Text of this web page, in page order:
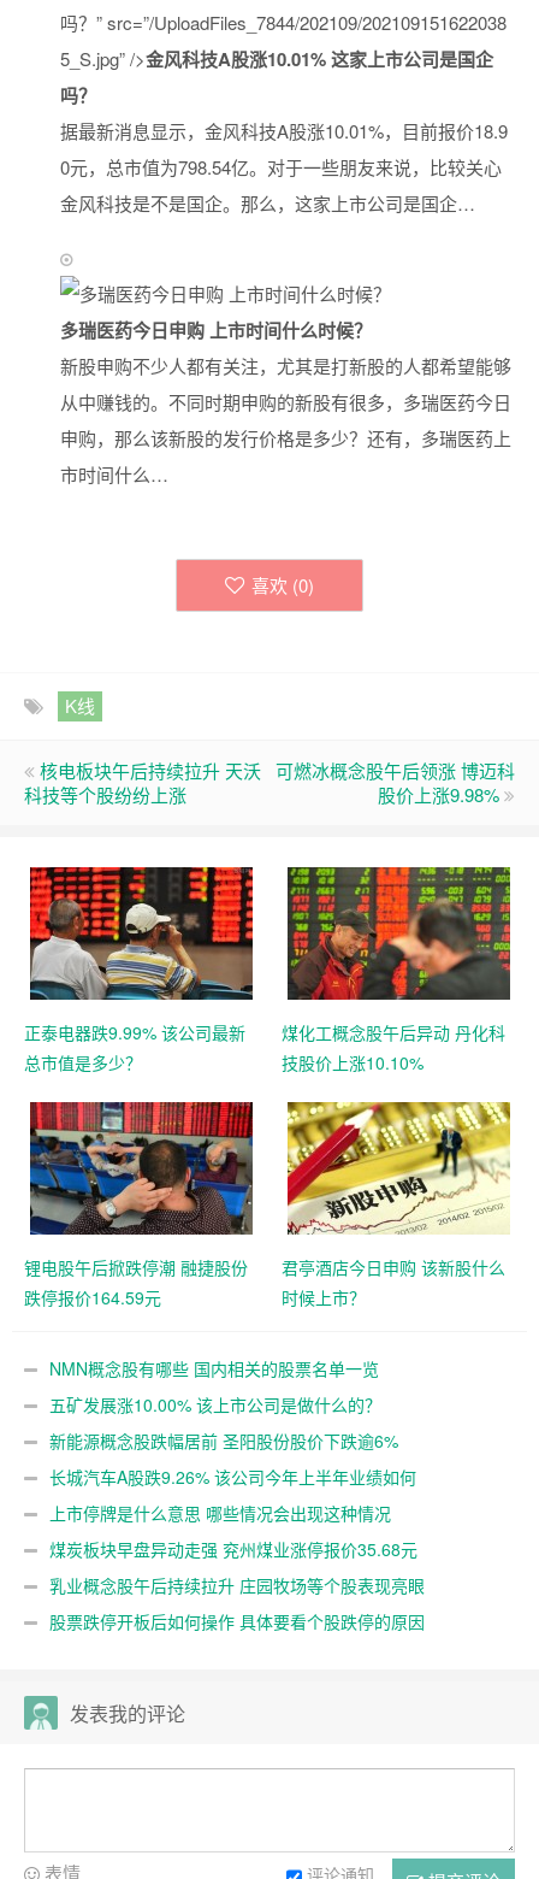
吗？” src=”/UploadFiles_7844/202109/202109151622038
5_S.jpg” />金风科技A股涨10.01% 这家上市公司是国企
吗？
据最新消息显示，金风科技A股涨10.01%，目前报价18.9
0元，总市值为798.54亿。对于一些朋友来说，比较关心
金风科技是不是国企。那么，这家上市公司是国企…
多瑞医药今日申购 上市时间什么时候？
新股申购不少人都有关注，尤其是打新股的人都希望能够
从中赚钱的。不同时期申购的新股有很多，多瑞医药今日
申购，那么该新股的发行价格是多少？还有，多瑞医药上
市时间什么…
喜欢 (0)
K线
核电板块午后持续拉升 天沃
科技等个股纷纷上涨
可燃冰概念股午后领涨 博迈科
股价上涨9.98%
正泰电器跌9.99% 该公司最新
总市值是多少？
煤化工概念股午后异动 丹化科
技股价上涨10.10%
锂电股午后掀跌停潮 融捷股份
跌停报价164.59元
君亭酒店今日申购 该新股什么
时候上市？
NMN概念股有哪些 国内相关的股票名单一览
五矿发展涨10.00% 该上市公司是做什么的？
新能源概念股跌幅居前 圣阳股份股价下跌逾6%
长城汽车A股跌9.26% 该公司今年上半年业绩如何
上市停牌是什么意思 哪些情况会出现这种情况
煤炭板块早盘异动走强 兖州煤业涨停报价35.68元
乳业概念股午后持续拉升 庄园牧场等个股表现亮眼
股票跌停开板后如何操作 具体要看个股跌停的原因
发表我的评论
评论通知
表情